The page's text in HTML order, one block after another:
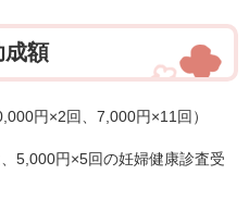
成額
円×2回、7,000円×11回）
5,000円×5回の妊婦健康診査受